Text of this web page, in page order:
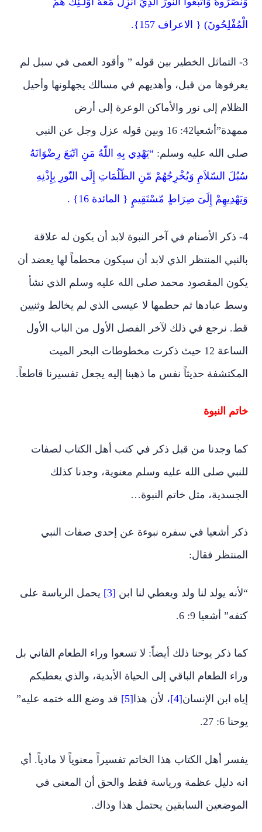
الْمُفْلِحُونَ) { الاعراف 157}.
3- التماثل الخطير بين قوله ” وأقود العمى في سبل لم
يعرفوها من قبل، وأهديهم في مسالك يجهلونها وأحيل
الظلام إلى نور والأماكن الوعرة إلى أرض
ممهدة”أشعيا42: 16 وبين قوله عزل وجل عن النبي
صلى الله عليه وسلم: “يَهْدِي بِهِ اللّهُ مَنِ اتّبَعَ رِضْوَانَهُ
سُبُلَ السّلاَمِ وَيُخْرِجُهُمْ مّنِ الظّلُمَاتِ إِلَى النّورِ بِإِذْنِهِ
وَيَهْدِيهِمْ إِلَىَ صِرَاطٍ مّسْتَقِيمٍ { المائدة 16} .
4- ذكر الأصنام في آخر النبوة لابد أن يكون له علاقة
بالنبي المنتظر الذي لابد أن سيكون محطماً لها يعضد أن
يكون المقصود محمد صلى الله عليه وسلم الذي نشأ
وسط عبادها ثم حطمها لا عيسى الذي لم يخالط وثنيين
قط. نرجع في ذلك لآخر الفصل الأول من الباب الأول
الساعة 12 حيث ذكرت مخطوطات البحر الميت
المكتشفة حديثاً نفس ما ذهبنا إليه يجعل تفسيرنا قاطعاً.
خاتم النبوة
كما وجدنا من قبل ذكر في كتب أهل الكتاب لصفات
للنبي صلى الله عليه وسلم معنوية، وجدنا كذلك
الجسدية، مثل خاتم النبوة…
ذكر أشعيا في سفره نبوءة عن إحدى صفات النبي
المنتظر فقال:
“لأنه يولد لنا ولد ويعطي لنا ابن [3]
يحمل الرياسة على
كتفه” أشعيا 9: 6.
كما ذكر يوحنا ذلك أيضاً: لا تسعوا وراء الطعام الفاني بل
وراء الطعام الباقي إلى الحياة الأبدية، والذي يعطيكم
إياه ابن الإنسان[4]، لأن هذا [5]
قد وضع الله ختمه عليه”
يوحنا 6: 27.
يفسر أهل الكتاب هذا الخاتم تفسيراً معنوياً لا مادياً. أي
انه دليل عظمة ورياسة فقط والحق أن المعنى في
الموضعين السابقين يحتمل هذا وذاك.